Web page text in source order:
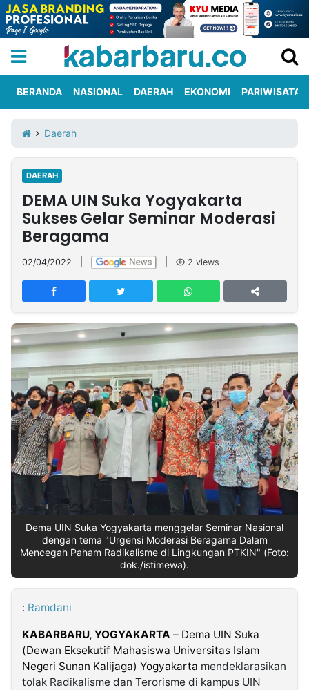
Iklan
Berita
Kami
Nasional
International
Olahraga
Entertainment
Daerah
Pariwisata
Kuliner
Kolom
Network
PT
TREETAN
INDONESIA
Partner
Insight
NTB
Suara
Time
Lens
IDN
Daily
Jogja
Jalan
Rakyat
Idealita
News
Kita
Notice
Dinamikapost.com
Radar
Baru
Seedbacklink
Follow
Kabarbaru
Kabarbaru.co
2026
BERANDA NASIONAL DAERAH EKONOMI PARIWISATA
Daerah
DAERAH
DEMA UIN Suka Yogyakarta
Sukses Gelar Seminar Moderasi
Beragama
02/04/2022 2 views
Dema UIN Suka Yogyakarta menggelar Seminar Nasional
dengan tema "Urgensi Moderasi Beragama Dalam
Mencegah Paham Radikalisme di Lingkungan PTKIN" (Foto:
dok./istimewa).
: Ramdani
KABARBARU, YOGYAKARTA – Dema UIN Suka
(Dewan Eksekutif Mahasiswa Universitas Islam
Negeri Sunan Kalijaga) Yogyakarta mendeklarasikan
tolak Radikalisme dan Terorisme di kampus UIN